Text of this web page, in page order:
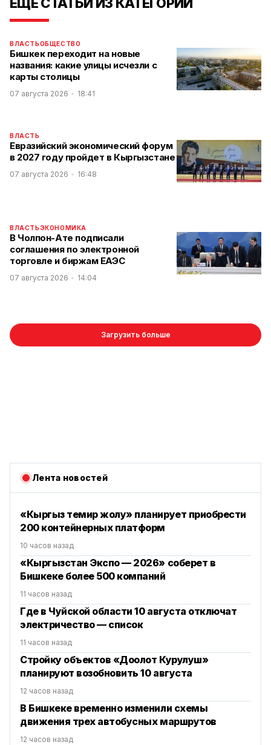
ЕЩЕ СТАТЬИ ИЗ КАТЕГОРИИ
ВЛАСТЬОБЩЕСТВО
Бишкек переходит на новые
названия: какие улицы исчезли с
карты столицы
07 августа 2026 18:41
ВЛАСТЬ
Евразийский экономический форум
в 2027 году пройдет в Кыргызстане
07 августа 2026 16:48
ВЛАСТЬЭКОНОМИКА
В Чолпон-Ате подписали
соглашения по электронной
торговле и биржам ЕАЭС
07 августа 2026 14:04
Загрузить больше
Лента новостей
«Кыргыз темир жолу» планирует приобрести
200 контейнерных платформ
10 часов назад
«Кыргызстан Экспо — 2026» соберет в
Бишкеке более 500 компаний
11 часов назад
Где в Чуйской области 10 августа отключат
электричество — список
11 часов назад
Стройку объектов «Доолот Курулуш»
планируют возобновить 10 августа
12 часов назад
В Бишкеке временно изменили схемы
движения трех автобусных маршрутов
12 часов назад